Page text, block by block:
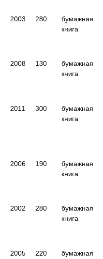
2003 280
бумажная
книга
2008 130
бумажная
книга
2011 300
бумажная
книга
2006 190
бумажная
книга
2002 280
бумажная
книга
2005 220
бумажная